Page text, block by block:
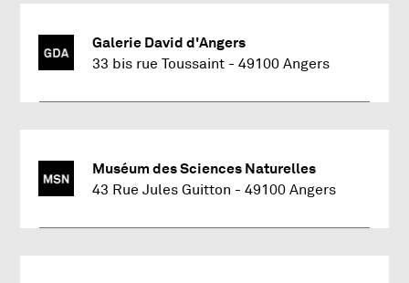
Adresse : 4 boulevard Arago 49100 Angers
Galerie David d'Angers
33 bis rue Toussaint
49100 Angers
, Ouvre une nouvelle fenêtre
Adresse : 33 bis rue Toussaint 49100 Angers
Muséum des Sciences Naturelles
43 Rue Jules Guitton
49100 Angers
, Ouvre une nouvelle fenêtre